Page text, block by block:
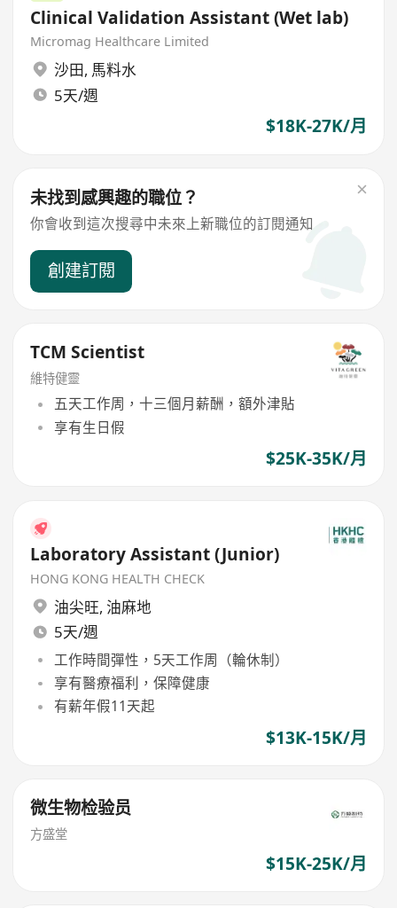
Clinical Validation Assistant (Wet lab)
Micromag Healthcare Limited
沙田, 馬料水
5天/週
$18K-27K/月
未找到感興趣的職位？
你會收到這次搜尋中未來上新職位的訂閱通知
創建訂閱
TCM Scientist
維特健靈
五天工作周，十三個月薪酬，額外津貼
享有生日假
$25K-35K/月
Laboratory Assistant (Junior)
HONG KONG HEALTH CHECK
油尖旺, 油麻地
5天/週
工作時間彈性，5天工作周（輪休制）
享有醫療福利，保障健康
有薪年假11天起
$13K-15K/月
微生物检验员
方盛堂
$15K-25K/月